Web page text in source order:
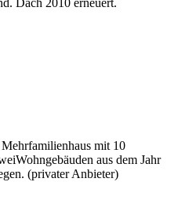
mit 10
aus dem Jahr
(privater Anbieter)